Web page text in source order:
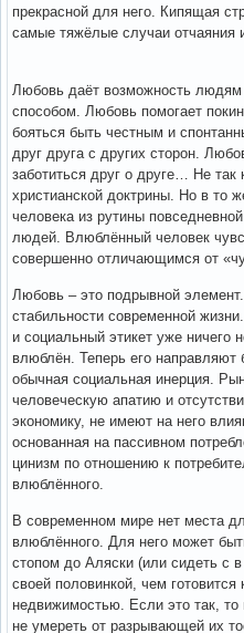
прекрасной для него. Кипящая
самые тяжёлые случаи отчаяния
Любовь даёт возможность
способом. Любовь помогает
бояться быть честным и
друг друга с других сторон.
заботиться друг о друге… Не
христианской доктрины. Но в то
человека из рутины
людей. Влюблённый человек
совершенно отличающимся от
Любовь – это подрывной
стабильности современной
и социальный этикет уже ничего
влюблён. Теперь его
обычная социальная инерция.
человеческую апатию и
экономику, не имеют на него
основанная на пассивном
цинизм по отношению к
влюблённого.
В современном мире нет места
влюблённого. Для него может
стопом до Аляски (или сидеть с
своей половинкой, чем готовится
недвижимостью. Если это так,
не умереть от разрывающей их